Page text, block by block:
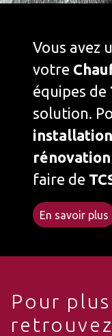
Vous avez
votre
équipes de
solution.
installation
rénovation
faire de
En savoir plus
Pour